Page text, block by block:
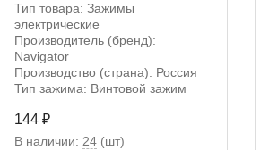
Тип товара: Зажимы
электрические
Производитель (бренд):
Navigator
Производство (страна): Россия
Тип зажима: Винтовой зажим
144 ₽
В наличии: 24 (шт)